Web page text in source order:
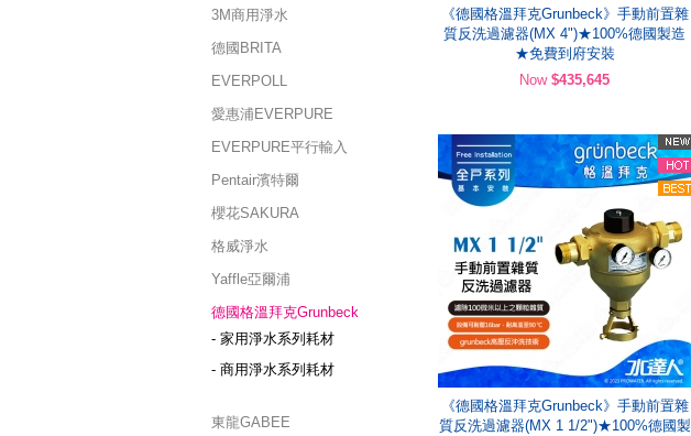
3M商用淨水
德國BRITA
EVERPOLL
愛惠浦EVERPURE
EVERPURE平行輸入
Pentair濱特爾
櫻花SAKURA
格威淨水
Yaffle亞爾浦
德國格溫拜克Grunbeck
- 家用淨水系列耗材
- 商用淨水系列耗材
東龍GABEE
《德國格溫拜克Grunbeck》手動前置雜
質反洗過濾器(MX 4")★100%德國製造
★免費到府安裝
Now $435,645
《德國格溫拜克Grunbeck》手動前置雜
質反洗過濾器(MX 1 1/2")★100%德國製